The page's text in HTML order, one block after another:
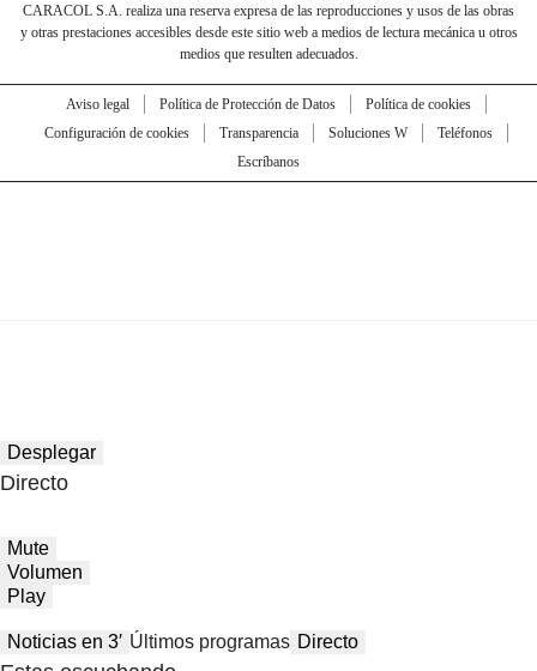
CARACOL S.A. realiza una reserva expresa de las reproducciones y usos de las obras
y otras prestaciones accesibles desde este sitio web a medios de lectura mecánica u otros
medios que resulten adecuados.
Aviso legal Política de Protección de Datos
Política de cookies
Configuración de cookies
Transparencia Soluciones W
Teléfonos
Escríbanos
Desplegar
Directo
Mute
Volumen
Play
Noticias en 3′ Últimos programas Directo